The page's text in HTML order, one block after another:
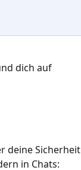
dich auf
deine Sicherheit
in Chats: